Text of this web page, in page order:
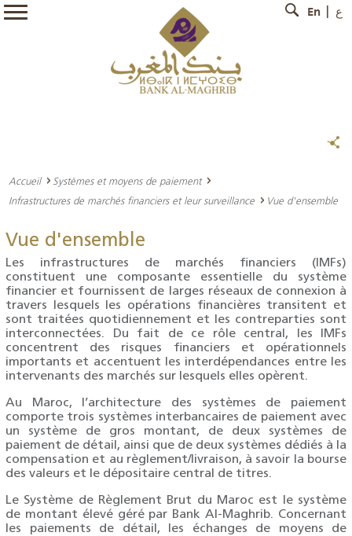
En ع
Accueil
Systèmes et moyens de paiement
Infrastructures de marchés financiers et leur surveillance
Vue d'ensemble
Vue d'ensemble
Les infrastructures de marchés financiers (IMFs)
constituent une composante essentielle du système
financier et fournissent de larges réseaux de connexion à
travers lesquels les opérations financières transitent et
sont traitées quotidiennement et les contreparties sont
interconnectées. Du fait de ce rôle central, les IMFs
concentrent des risques financiers et opérationnels
importants et accentuent les interdépendances entre les
intervenants des marchés sur lesquels elles opèrent.
Au Maroc, l’architecture des systèmes de paiement
comporte trois systèmes interbancaires de paiement avec
un système de gros montant, de deux systèmes de
paiement de détail, ainsi que de deux systèmes dédiés à la
compensation et au règlement/livraison, à savoir la bourse
des valeurs et le dépositaire central de titres.
Le Système de Règlement Brut du Maroc est le système
de montant élevé géré par Bank Al-Maghrib. Concernant
les paiements de détail, les échanges de moyens de